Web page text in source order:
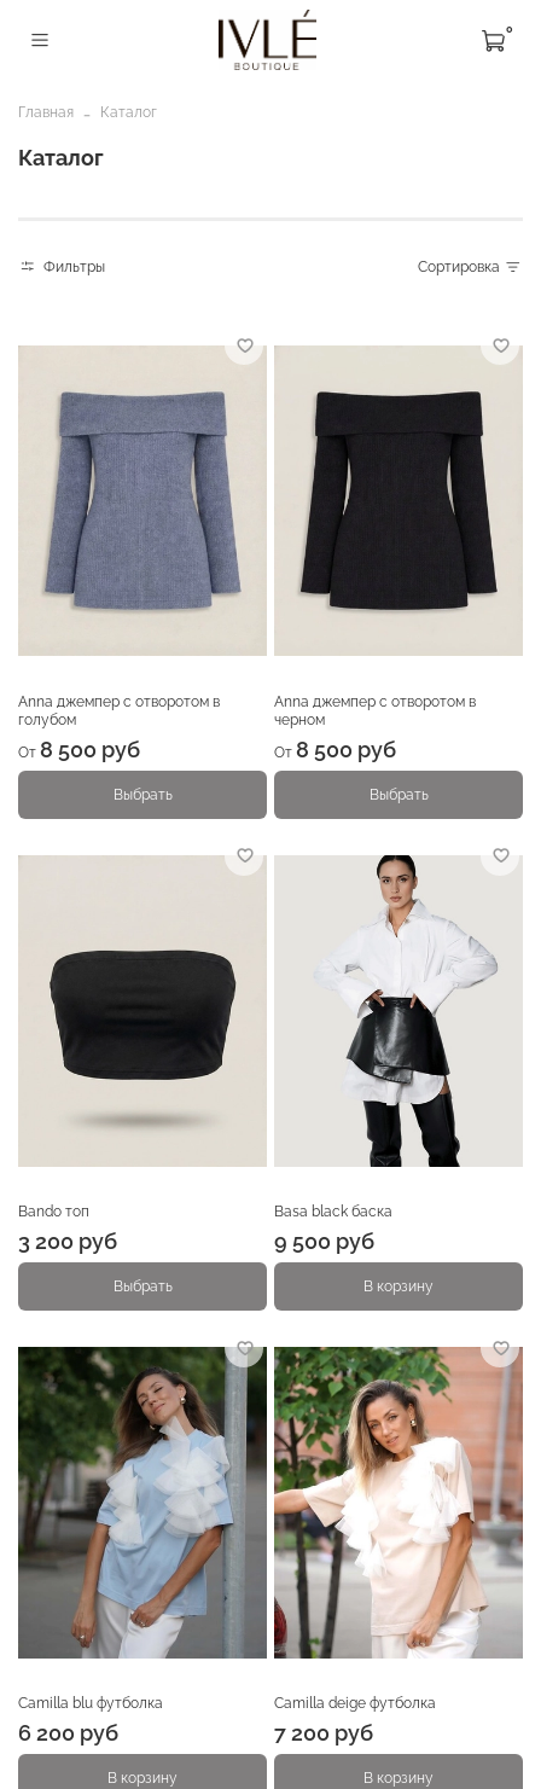
0
Главная Каталог
Каталог
Фильтры Сортировка
Anna джемпер с отворотом в
голубом
От 8 500 руб
Выбрать
Anna джемпер с отворотом в
черном
От 8 500 руб
Выбрать
Bando топ
3 200 руб
Выбрать
Basa black баска
9 500 руб
В корзину
Camilla blu футболка
6 200 руб
В корзину
Camilla deige футболка
7 200 руб
В корзину